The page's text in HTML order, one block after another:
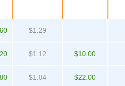
$1.29
$1.12 $10.00
$1.04 $22.00